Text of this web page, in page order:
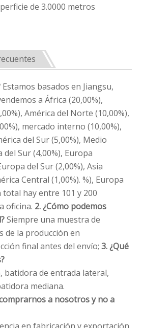
de 3.0000 metros
Estamos basados ​​en Jiangsu,
a África (20,00%),
América del Norte (10,00%),
mercado interno (10,00%),
del Sur (5,00%), Medio
del Sur (4,00%), Europa
del Sur (2,00%), Asia
Central (1,00%). %), Europa
total hay entre 101 y 200
oficina. 2. ¿Cómo podemos
Siempre una muestra de
de la producción en
final antes del envío; 3. ¿Qué
batidora de entrada lateral,
mediana.
a nosotros y no a